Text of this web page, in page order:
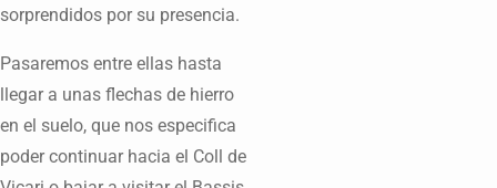
sorprendidos por su presencia.
Pasaremos entre ellas hasta
llegar a unas flechas de hierro
en el suelo, que nos especifica
poder continuar hacia el Coll de